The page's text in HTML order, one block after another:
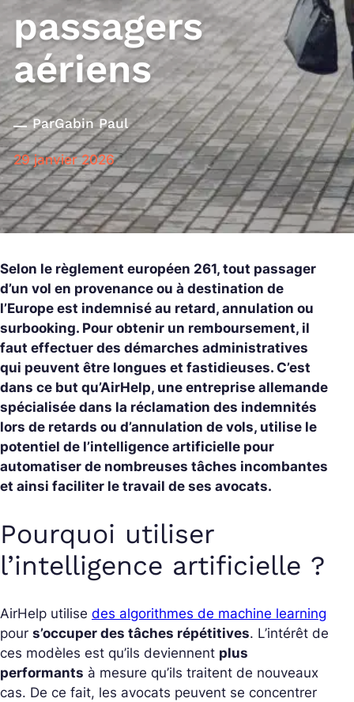
passagers
aériens
ParGabin Paul
29 janvier 2026
Selon le règlement européen 261, tout passager
d’un vol en provenance ou à destination de
l’Europe est indemnisé au retard, annulation ou
surbooking. Pour obtenir un remboursement, il
faut effectuer des démarches administratives
qui peuvent être longues et fastidieuses. C’est
dans ce but qu’AirHelp, une entreprise allemande
spécialisée dans la réclamation des indemnités
lors de retards ou d’annulation de vols, utilise le
potentiel de l’intelligence artificielle pour
automatiser de nombreuses tâches incombantes
et ainsi faciliter le travail de ses avocats.
Pourquoi utiliser
l’intelligence artificielle ?
AirHelp utilise des algorithmes de machine learning
pour s’occuper des tâches répétitives. L’intérêt de
ces modèles est qu’ils deviennent plus
performants à mesure qu’ils traitent de nouveaux
cas. De ce fait, les avocats peuvent se concentrer